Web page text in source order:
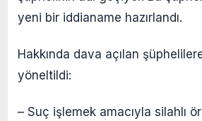
yeni bir iddianame hazırlandı.
Hakkında dava açılan
yöneltildi:
– Suç işlemek amacıyla silahlı